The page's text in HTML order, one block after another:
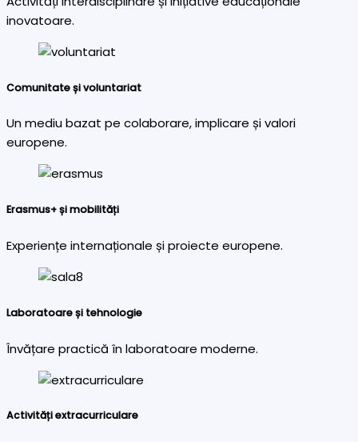
inovatoare.
Comunitate și voluntariat
Un mediu bazat pe colaborare, implicare și valori
europene.
Erasmus+ și mobilități
Experiențe internaționale și proiecte europene.
Laboratoare și tehnologie
Învățare practică în laboratoare moderne.
Activități extracurriculare